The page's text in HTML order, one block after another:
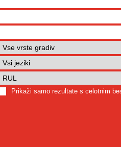
Prikaži samo rezultate s celotnim